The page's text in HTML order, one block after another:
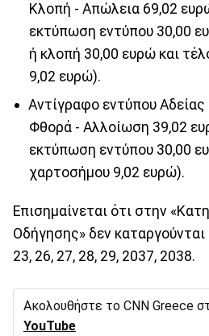
Κλοπή - Απώλεια 69,02
εκτύπωση εντύπου 30,00
ή κλοπή 30,00 ευρώ και
9,02 ευρώ).
Αντίγραφο εντύπου
Φθορά - Αλλοίωση 39,02
εκτύπωση εντύπου 30,00
χαρτοσήμου 9,02 ευρώ).
Επισημαίνεται ότι στην
Οδήγησης» δεν
23, 26, 27, 28, 29, 2037, 2038.
Ακολουθήστε το CNN Greece
YouTube